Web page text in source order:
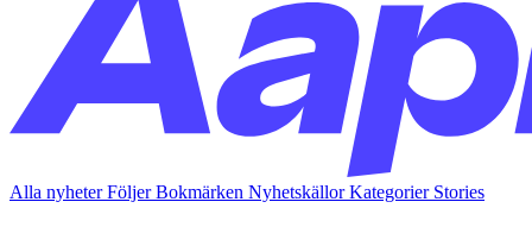
Alla nyheterFöljerBokmärken NyhetskällorKategorier Stories